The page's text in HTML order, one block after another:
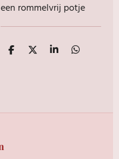
een rommelvrij potje
D D S D